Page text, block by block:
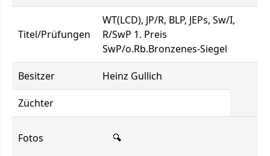
Titel/Prüfungen
WT(LCD), JP/R, BLP, JEPs, Sw/I,
R/SwP 1. Preis
SwP/o.Rb.Bronzenes-Siegel
Besitzer Heinz Gullich
Züchter
Fotos